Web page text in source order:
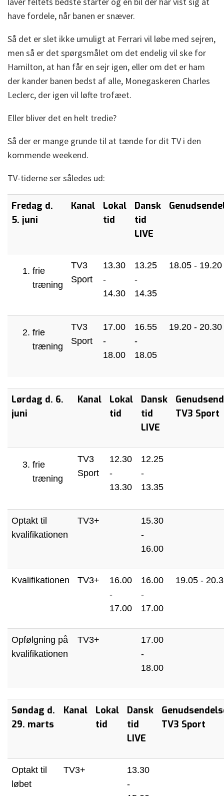
have fordele, når banen er snæver.
Så det er slet ikke umuligt at Ferrari vil løbe med sejren,
men så er det spørgsmålet om det endelig vil ske for
Hamilton, at han får en sejr igen, eller om det er ham
der kander banen bedst af alle, Monegaskeren Charles
Leclerc, der igen vil løfte trofæet.
Eller bliver det en helt tredie?
Så der er mange grunde til at tænde for dit TV i den
kommende weekend.
TV-tiderne ser således ud:
Fredag d.
5. juni
Kanal
Lokal
tid
Dansk
tid
LIVE
frie
træning
TV3
Sport
13.30
-
14.30
13.25
-
14.35
18.05 - 19.20
frie
træning
TV3
Sport
17.00
-
18.00
16.55
-
18.05
19.20 - 20.30
Lørdag d. 6.
juni
Kanal
Lokal
tid
Dansk
tid
LIVE
TV3 Sport
frie
træning
TV3
Sport
12.30
-
13.30
12.25
-
13.35
Optakt til
kvalifikationen
TV3+
15.30
-
16.00
Kvalifikationen TV3+
16.00
-
17.00
16.00
-
17.00
19.05 -
Opfølgning på
kvalifikationen
TV3+
17.00
-
18.00
Søndag d.
29. marts
Kanal
Lokal
tid
Dansk
tid
LIVE
TV3 Sport
Optakt til
løbet
TV3+
13.30
-